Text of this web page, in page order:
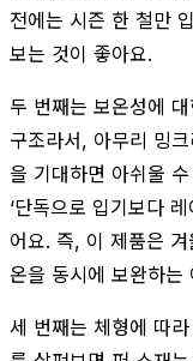
전에는 시즌 한 철만
보는 것이 좋아요.
두 번째는 보온성에
구조라서, 아무리 밍
을 기대하면 아쉬울
‘단독으로 입기보다
어요. 즉, 이 제품은
온을 동시에 보완하는
세 번째는 체형에 따